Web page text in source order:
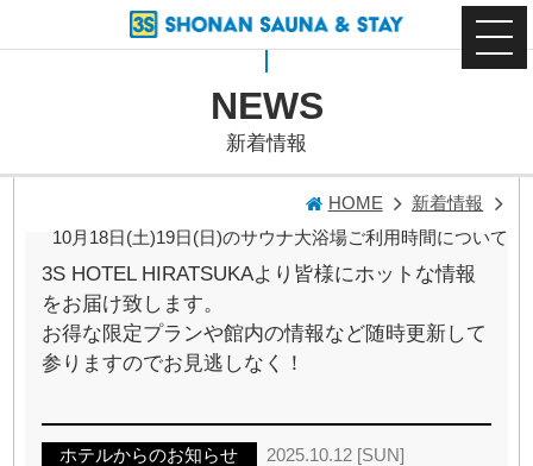
NEWS
新着情報
HOME
新着情報
10月18日(土)19日(日)のサウナ大浴場ご利用時間について
3S HOTEL HIRATSUKAより皆様にホットな情報
をお届け致します。
お得な限定プランや館内の情報など随時更新して
参りますのでお見逃しなく！
ホテルからのお知らせ 2025.10.12 [SUN]